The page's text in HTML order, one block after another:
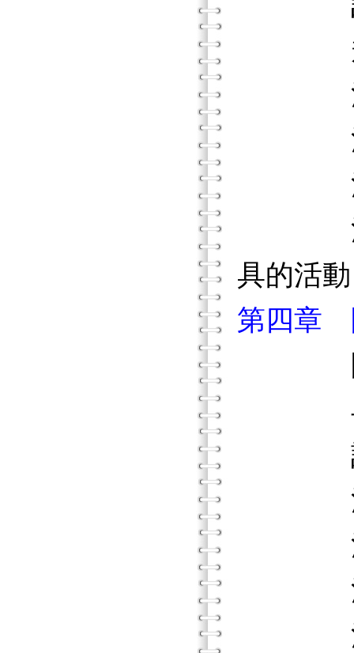
規劃
活動
活動
活動
活動
具的活動
第四章
早期
該是
活動
活動
活動
活動